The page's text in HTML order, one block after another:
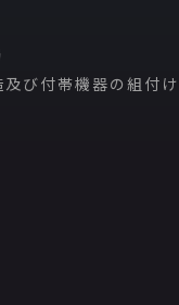
び付帯機器の組付け